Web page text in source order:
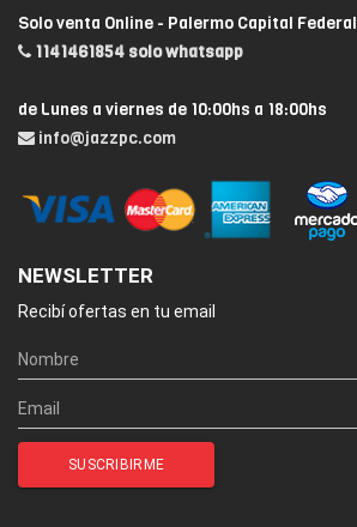
Solo venta Online - Palermo Capital Federal
1141461854 solo whatsapp
de Lunes a viernes de 10:00hs a 18:00hs
info@jazzpc.com
NEWSLETTER
Recibí ofertas en tu email